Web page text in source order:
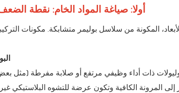
أولا: صياغة المواد الخام: نقطة
الأبعاد، المكونة من سلاسل بوليمر متشابكة. مكونات
ذات أداء وظيفي مرتفع أو صلابة مفرطة (مثل بعض
المرونة الكافية وتكون عرضة للتشوه البلاستيكي